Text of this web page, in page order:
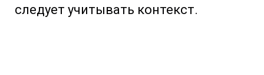
следует учитывать контекст.